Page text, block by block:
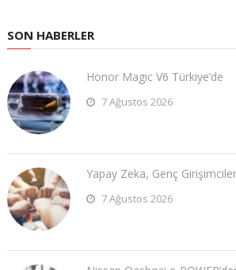
SON HABERLER
Honor Magic V6 Türkiye’de
7 Ağustos 2026
Yapay Zeka, Genç
7 Ağustos 2026